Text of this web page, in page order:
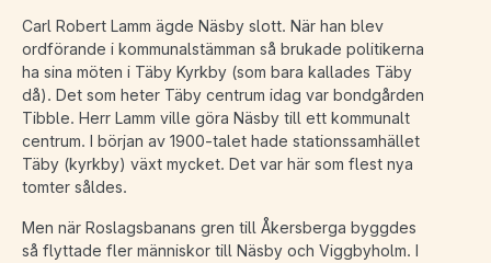
Carl Robert Lamm ägde Näsby slott. När han blev
ordförande i kommunalstämman så brukade politikerna
ha sina möten i Täby Kyrkby (som bara kallades Täby
då). Det som heter Täby centrum idag var bondgården
Tibble. Herr Lamm ville göra Näsby till ett kommunalt
centrum. I början av 1900-talet hade stationssamhället
Täby (kyrkby) växt mycket. Det var här som flest nya
tomter såldes.
Men när Roslagsbanans gren till Åkersberga byggdes
så flyttade fler människor till Näsby och Viggbyholm. I